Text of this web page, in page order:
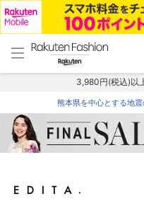
menu home
トップ
3,980円(税込)以
熊本県を中心とする地